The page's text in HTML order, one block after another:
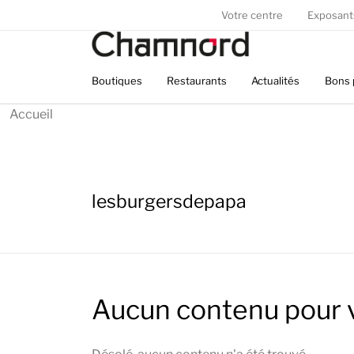
Votre centre
Boutiques Restaurants Actualités Bons
Accueil
lesburgersdepapa
Aucun contenu pour